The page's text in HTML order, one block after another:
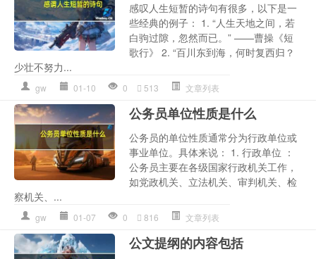
感叹人生短暂的诗句有很多，以下是一
些经典的例子： 1. “人生天地之间，若
白驹过隙，忽然而已。” ——曹操《短
歌行》 2. “百川东到海，何时复西归？
少壮不努力...
gw 01-10 0 513 文章列表
公务员单位性质是什么
公务员的单位性质通常分为行政单位或
事业单位。具体来说： 1. 行政单位 ：
公务员主要在各级国家行政机关工作，
如党政机关、立法机关、审判机关、检
察机关、...
gw 01-07 0 816 文章列表
公文提纲的内容包括